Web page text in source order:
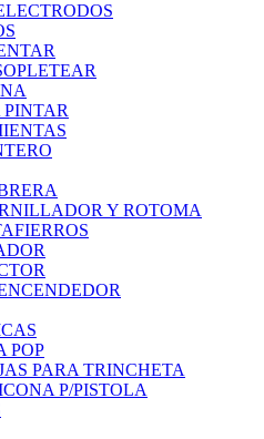
Y ROTOMA
POP
PARA TRINCHETA
P/PISTOLA